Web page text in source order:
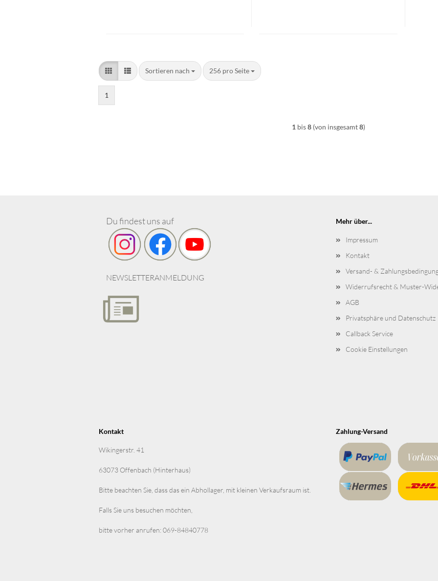
Sortieren nach
Sortieren nach 256 pro Seite
pro Seite
1
1 bis8 (von insgesamt8)
Du findest uns auf
NEWSLETTERANMELDUNG
Mehr über...
Impressum
Kontakt
Versand- &
Widerrufsrecht & Muster-
AGB
Privatsphäre und Datenschutz
Callback Service
Cookie Einstellungen
Kontakt
Wikingerstr. 41
63073 Offenbach (Hinterhaus)
Bitte beachten Sie, dass das ein Abhollager, mit kleinen Verkaufsraum ist.
Falls Sie uns besuchen möchten,
bitte vorher anrufen: 069-84840778
Zahlung-Versand